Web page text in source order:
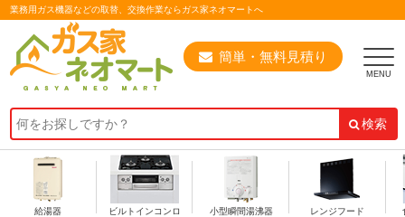
業務用ガス機器などの取替、交換作業ならガス家ネオマートへ
簡単・無料見積り
検索
給湯器 ビルトインコンロ 小型瞬間湯沸器 レンジフード